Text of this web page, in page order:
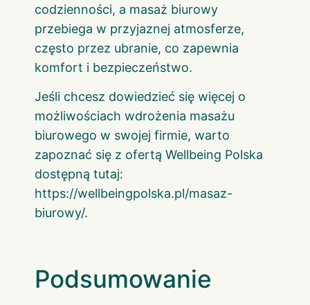
codzienności, a masaż biurowy
przebiega w przyjaznej atmosferze,
często przez ubranie, co zapewnia
komfort i bezpieczeństwo.
Jeśli chcesz dowiedzieć się więcej o
możliwościach wdrożenia masażu
biurowego w swojej firmie, warto
zapoznać się z ofertą Wellbeing Polska
dostępną tutaj:
https://wellbeingpolska.pl/masaz-
biurowy/.
Podsumowanie